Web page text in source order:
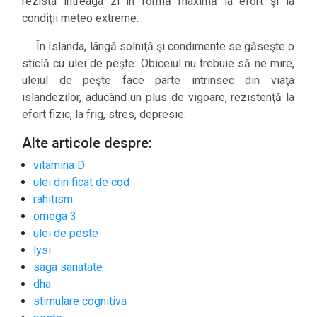
condiţii meteo extreme.
În Islanda, lângă solniţă şi condimente se găseşte o
sticlă cu ulei de peşte. Obiceiul nu trebuie să ne mire,
uleiul de peşte face parte intrinsec din viaţa
islandezilor, aducând un plus de vigoare, rezistenţă la
efort fizic, la frig, stres, depresie.
Alte articole despre:
vitamina D
ulei din ficat de cod
rahitism
omega 3
ulei de peste
lysi
saga sanatate
dha
stimulare cognitiva